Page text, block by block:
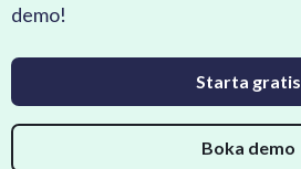
demo!
Starta gratis
Boka demo